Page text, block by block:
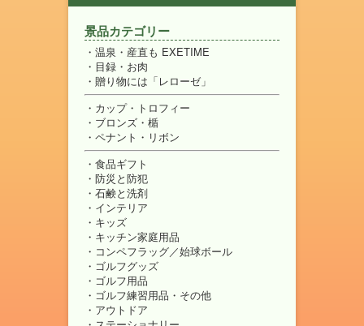
景品カテゴリー
温泉・産直も EXETIME
目録・お肉
贈り物には「レローゼ」
カップ・トロフィー
ブロンズ・楯
ペナント・リボン
食品ギフト
防災と防犯
石鹸と洗剤
インテリア
キッズ
キッチン家庭用品
コンペフラッグ／始球ボール
ゴルフグッズ
ゴルフ用品
ゴルフ練習用品・その他
アウトドア